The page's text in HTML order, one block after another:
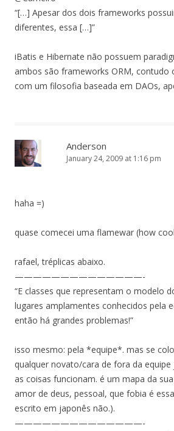
“[…] Apesar dos dois frameworks
diferentes, essa […]”
iBatis e Hibernate não possuem
ambos são frameworks ORM, contudo
com um filosofia baseada em DAOs,
Anderson
January 24, 2009 at 1:16 pm
haha =)
quase comecei uma flamewar (how
rafael, tréplicas abaixo.
——————————————-
“E classes que representam o modelo
lugares amplamentes conhecidos pela
então há grandes problemas!”
isso mesmo: pela *equipe*. mas se
qualquer novato/cara de fora da
as coisas funcionam. é um mapa da
amor de deus, pessoal, que fobia é
escrito em japonês não.).
——————————————-